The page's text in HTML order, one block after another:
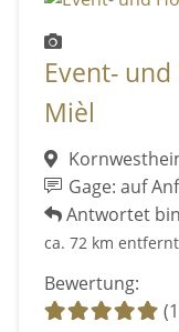
Event-
Mièl
Gage: auf
Antwortet
ca. 72 km entfernt
Bewertung: